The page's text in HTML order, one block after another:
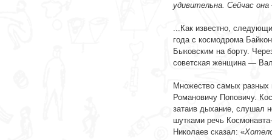
удивительна. Сейчас
...Как известно,
года с космодрома
Быковским на борту.
советская женщина —
Множество самых разных
Романовичу Поповичу.
затаив дыхание, слушал
шутками речь
Николаев сказал: «